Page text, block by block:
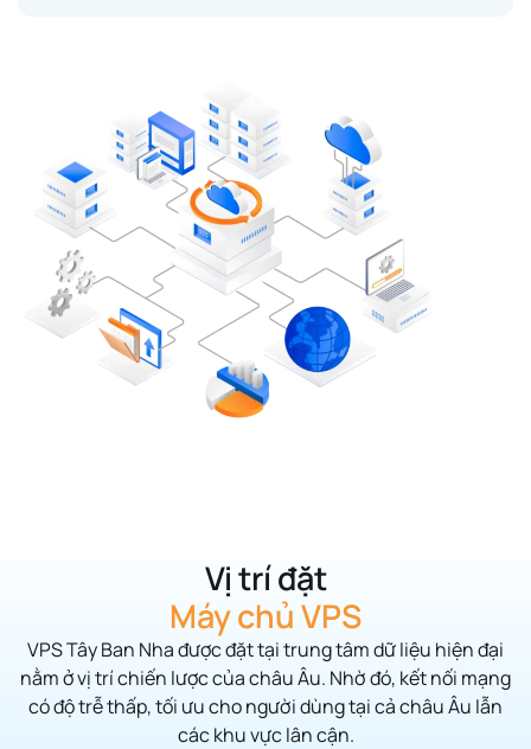
Vị trí đặt
Máy chủ VPS
VPS Tây Ban Nha được đặt tại trung tâm dữ liệu hiện đại
nằm ở vị trí chiến lược của châu Âu. Nhờ đó, kết nối mạng
có độ trễ thấp, tối ưu cho người dùng tại cả châu Âu lẫn
các khu vực lân cận.